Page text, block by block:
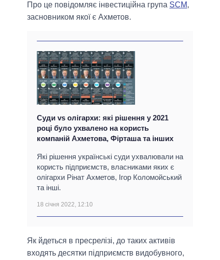
Про це повідомляє інвестиційна група SCM,
засновником якої є Ахметов.
Суди vs олігархи: які рішення у 2021
році було ухвалено на користь
компаній Ахметова, Фірташа та інших
Які рішення українські суди ухвалювали на
користь підприємств, власниками яких є
олігархи Рінат Ахметов, Ігор Коломойський
та інші.
18 січня 2022, 12:10
Як йдеться в пресрелізі, до таких активів
входять десятки підприємств видобувного,